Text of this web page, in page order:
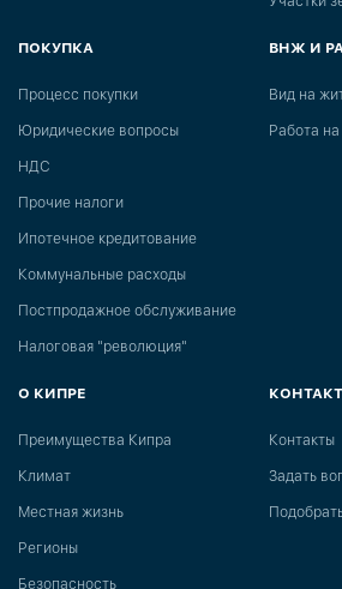
ПОКУПКА
Процесс покупки
Юридические вопросы
НДС
Прочие налоги
Ипотечное кредитование
Коммунальные расходы
Постпродажное обслуживание
Налоговая "революция"
ВНЖ И
Вид на
Работа
О КИПРЕ
Преимущества Кипра
Климат
Местная жизнь
Регионы
Безопасность
Контакты
Задать